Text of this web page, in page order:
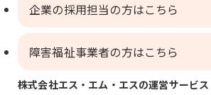
企業の採用担当の方はこちら
障害福祉事業者の方はこちら
株式会社エス・エム・エスの運営サービス